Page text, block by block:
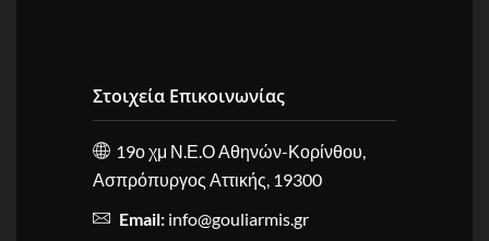
Στοιχεία Επικοινωνίας
19ο χμ Ν.Ε.Ο Αθηνών-Κορίνθου,
Ασπρόπυργος Αττικής, 19300
Email: info@gouliarmis.gr